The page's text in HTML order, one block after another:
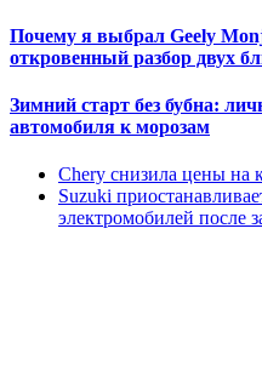
Почему я выбрал Geely
откровенный разбор двух
Зимний старт без бубна:
автомобиля к морозам
Chery снизила цены на
Suzuki
электромобилей после